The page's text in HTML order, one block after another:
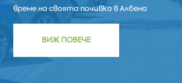
време на своята почивка в Албена
ВИЖ ПОВЕЧЕ